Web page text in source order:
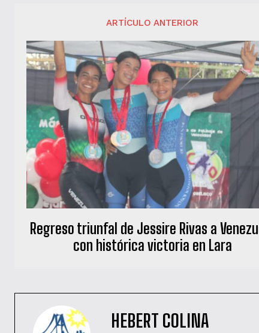
ARTÍCULO ANTERIOR
Regreso triunfal de Jessire Rivas a
con histórica victoria en Lara
HEBERT COLINA